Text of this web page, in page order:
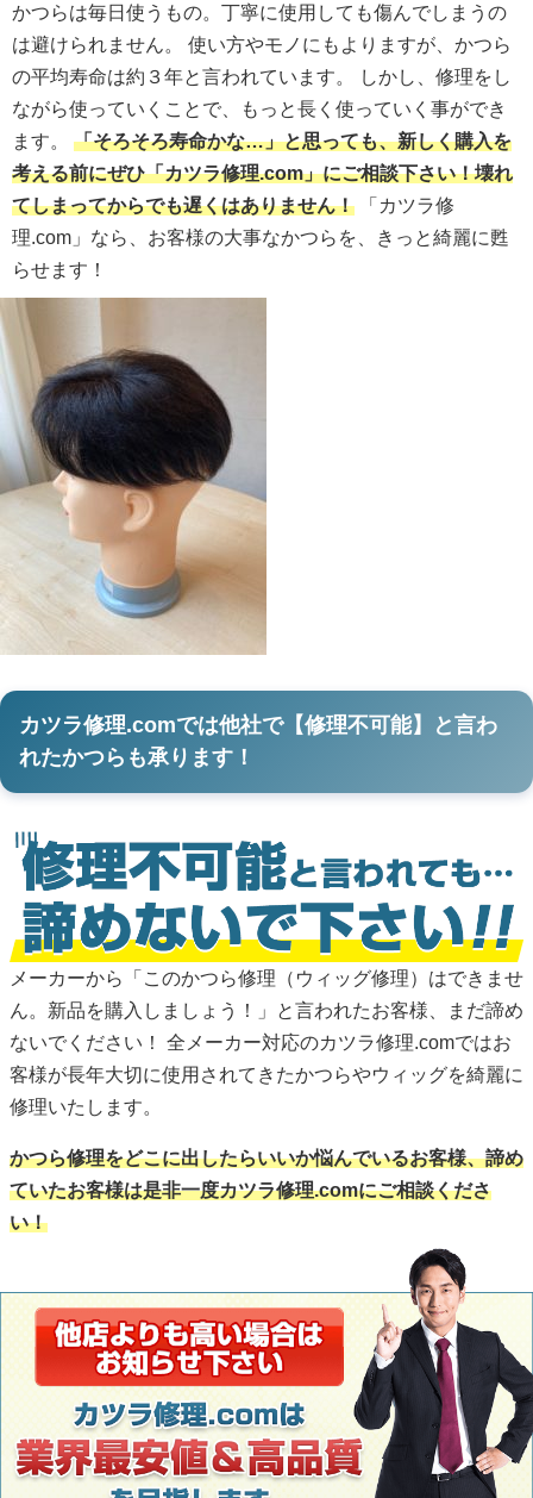
かつらは毎日使うもの。丁寧に使用しても傷んでしまうの
は避けられません。 使い方やモノにもよりますが、かつら
の平均寿命は約３年と言われています。 しかし、修理をし
ながら使っていくことで、もっと長く使っていく事ができ
ます。 「そろそろ寿命かな…」と思っても、新しく購入を
考える前にぜひ「カツラ修理.com」にご相談下さい！壊れ
てしまってからでも遅くはありません！ 「カツラ修
理.com」なら、お客様の大事なかつらを、きっと綺麗に甦
らせます！
カツラ修理.comでは他社で【修理不可能】と言わ
れたかつらも承ります！
メーカーから「このかつら修理（ウィッグ修理）はできませ
ん。新品を購入しましょう！」と言われたお客様、まだ諦め
ないでください！ 全メーカー対応のカツラ修理.comではお
客様が長年大切に使用されてきたかつらやウィッグを綺麗に
修理いたします。
かつら修理をどこに出したらいいか悩んでいるお客様、諦め
ていたお客様は是非一度カツラ修理.comにご相談くださ
い！